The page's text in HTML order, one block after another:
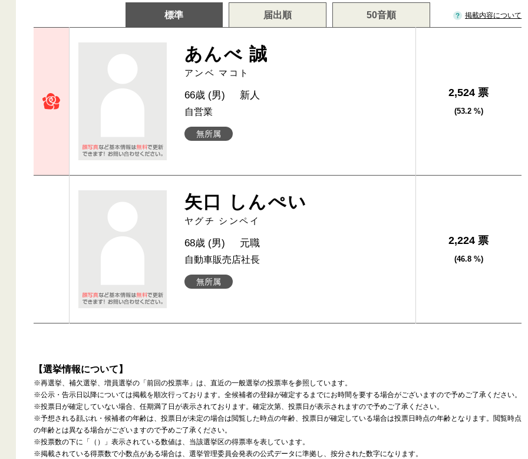
標準 届出順 50音順 掲載内容について
あんべ 誠
アンベ マコト
無所属
66歳 (男) 新人
自営業
2,524 票
(53.2 %)
矢口 しんぺい
ヤグチ シンペイ
無所属
68歳 (男) 元職
自動車販売店社長
2,224 票
(46.8 %)
【選挙情報について】
※再選挙、補欠選挙、増員選挙の「前回の投票率」は、直近の一般選挙の投票率を参照しています。
※公示・告示日以降については掲載を順次行っております。全候補者の登録が確定するまでにお時間を要する場合がございますので予めご了承ください。
※投票日が確定していない場合、任期満了日が表示されております。確定次第、投票日が表示されますので予めご了承ください。
※予想される顔ぶれ・候補者の年齢は、投票日が未定の場合は閲覧した時点の年齢、投票日が確定している場合は投票日時点の年齢となります。閲覧時点
の年齢とは異なる場合がございますので予めご了承ください。
※投票数の下に「（）」表示されている数値は、当該選挙区の得票率を表しています。
※掲載されている得票数で小数点がある場合は、選挙管理委員会発表の公式データに準拠し、按分された数字になります。